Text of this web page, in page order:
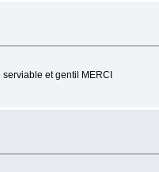
et gentil MERCI